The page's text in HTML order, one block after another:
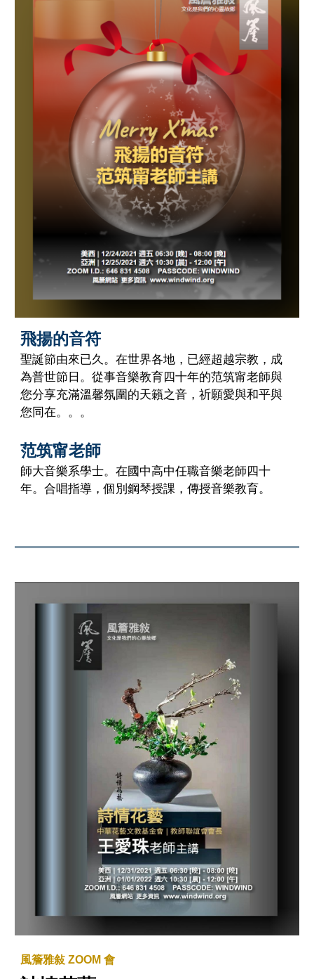
飛揚的音符
聖誕節由來已久。在世界各地，已經超越宗教，成
為普世節日。從事音樂教育四十年的范筑甯老師與
您分享充滿溫馨氛圍的天籟之音，祈願愛與和平與
您同在。。。
范筑甯老師
師大音樂系學士。在國中高中任職音樂老師四十
年。合唱指導，個別鋼琴授課，傳授音樂教育。
風簷雅敍 ZOOM 會